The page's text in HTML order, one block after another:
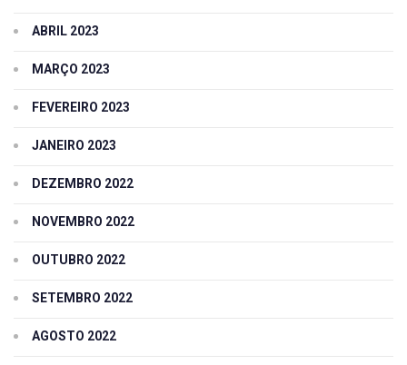
ABRIL 2023
MARÇO 2023
FEVEREIRO 2023
JANEIRO 2023
DEZEMBRO 2022
NOVEMBRO 2022
OUTUBRO 2022
SETEMBRO 2022
AGOSTO 2022